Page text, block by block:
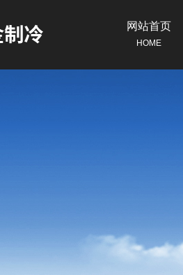
网站首页
HOME